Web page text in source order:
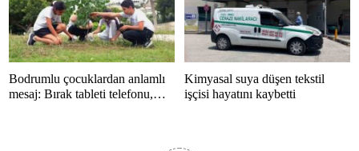
Bodrumlu çocuklardan anlamlı
mesaj: Bırak tableti telefonu,
Kimyasal suya düşen tekstil
işçisi hayatını kaybetti